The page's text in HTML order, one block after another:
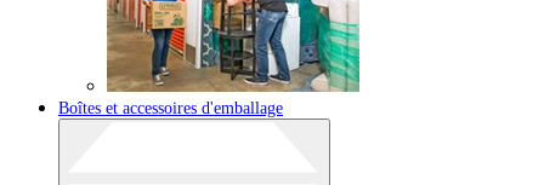
Boîtes et accessoires d'emballage